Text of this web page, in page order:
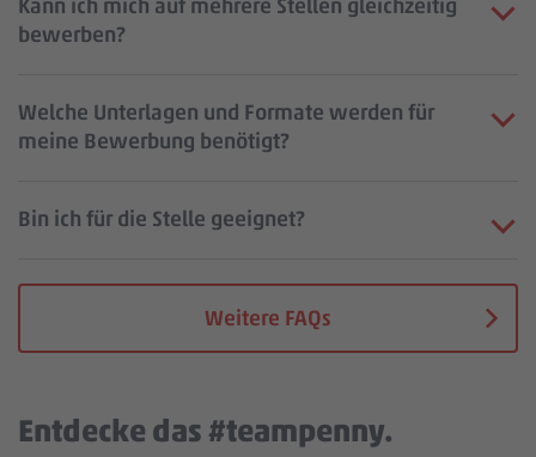
Kann ich mich auf mehrere Stellen gleichzeitig
bewerben?
Welche Unterlagen und Formate werden für
meine Bewerbung benötigt?
Bin ich für die Stelle geeignet?
Weitere FAQs
Entdecke das #teampenny.